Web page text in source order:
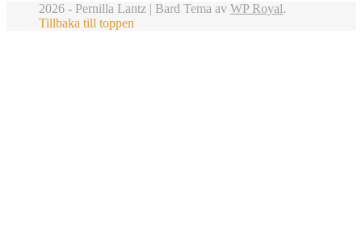
2026 - Pernilla Lantz | Bard Tema av WP Royal.
Tillbaka till toppen